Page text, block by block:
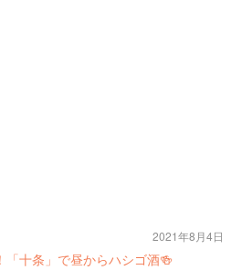
「十条」で昼からハシゴ酒🍻
2021年8月4日